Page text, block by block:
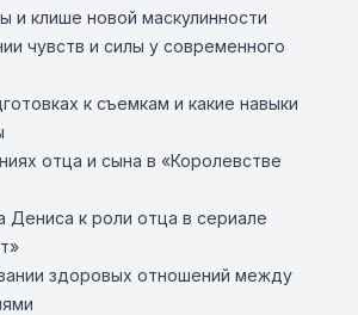
и клише новой маскулинности
чувств и силы у современного
к съемкам и какие навыки
отца и сына в «Королевстве
Дениса к роли отца в сериале
здоровых отношений между